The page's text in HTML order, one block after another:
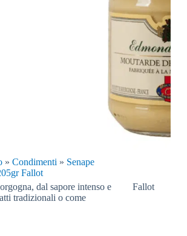
» Condimenti » Senape
Fallot
Fallot
dal sapore intenso e
tradizionali o come